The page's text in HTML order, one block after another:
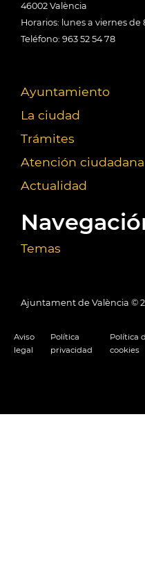
46002 València
Horarios: lunes a viernes de
Teléfono: 963 52 54 78
Ayuntamiento
La ciudad
Trámites
Atención ciudadana
Actualidad
Temas
Ajuntament de València ©
Aviso
legal
Política
privacidad
Política
cookies